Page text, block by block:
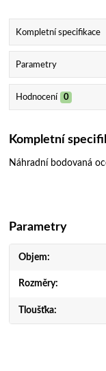
Kompletní specifikace
Parametry
Hodnocení 0
Kompletní
Náhradní bodovaná
Parametry
Objem
Rozměry
Tloušťka